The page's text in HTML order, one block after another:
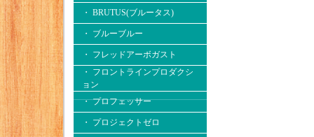
・ BRUTUS(ブルータス)
・ ブルーブルー
・ フレッドアーボガスト
・ フロントラインプロダクシ
ョン
・ プロフェッサー
・ プロジェクトゼロ